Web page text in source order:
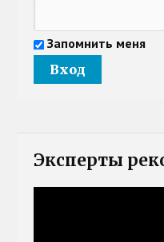
Запомнить меня
Эксперты